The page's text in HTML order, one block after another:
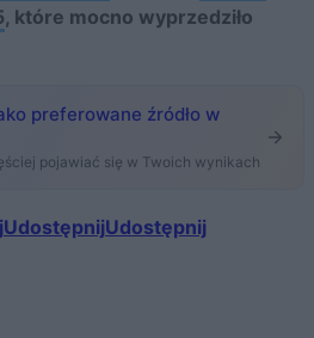
, które mocno wyprzedziło
preferowane źródło w
pojawiać się w Twoich wynikach
UdostępnijUdostępnij